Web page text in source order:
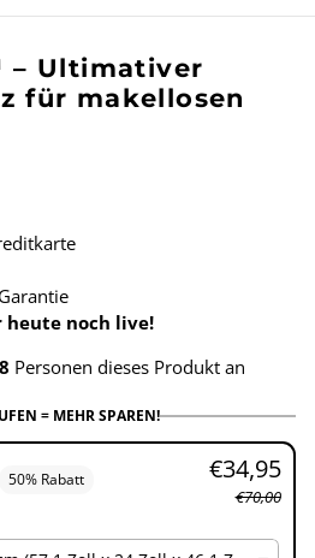
– Ultimativer
für makellosen
heute noch live!
Personen dieses Produkt an
= MEHR SPAREN!
50% Rabatt €34,95
€70,00